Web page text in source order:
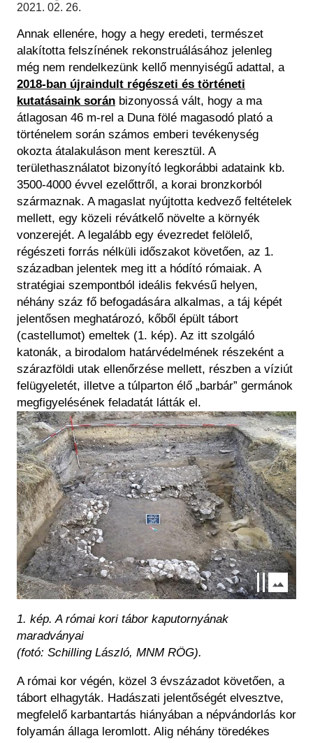
Régészet
Felnőttképzés
Közérdekű adatok
Történeti Fényképtár
Éremtár
Adattár
Központi Könyvtár
2021. 02. 26.
Annak ellenére, hogy a hegy eredeti, természet
alakította felszínének rekonstruálásához jelenleg
még nem rendelkezünk kellő mennyiségű adattal, a
2018-ban újraindult régészeti és történeti
kutatásaink során bizonyossá vált, hogy a ma
átlagosan 46 m-rel a Duna fölé magasodó plató a
történelem során számos emberi tevékenység
okozta átalakuláson ment keresztül. A
területhasználatot bizonyító legkorábbi adataink kb.
3500-4000 évvel ezelőttről, a korai bronzkorból
származnak. A magaslat nyújtotta kedvező feltételek
mellett, egy közeli révátkelő növelte a környék
vonzerejét. A legalább egy évezredet felölelő,
régészeti forrás nélküli időszakot követően, az 1.
században jelentek meg itt a hódító rómaiak. A
stratégiai szempontból ideális fekvésű helyen,
néhány száz fő befogadására alkalmas, a táj képét
jelentősen meghatározó, kőből épült tábort
(castellumot) emeltek (1. kép). Az itt szolgáló
katonák, a birodalom határvédelmének részeként a
szárazföldi utak ellenőrzése mellett, részben a víziút
felügyeletét, illetve a túlparton élő „barbár” germánok
megfigyelésének feladatát látták el.
Kép
1. kép. A római kori tábor kaputornyának
maradványai
(fotó: Schilling László, MNM RÖG).
A római kor végén, közel 3 évszázadot követően, a
tábort elhagyták. Hadászati jelentőségét elvesztve,
megfelelő karbantartás hiányában a népvándorlás kor
folyamán állaga leromlott. Alig néhány töredékes